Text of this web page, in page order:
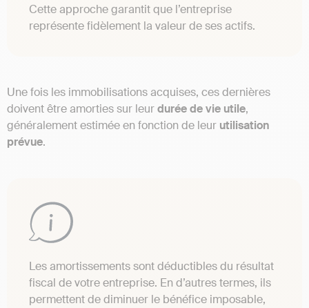
Cette approche garantit que l’entreprise
représente fidèlement la valeur de ses actifs.
Une fois les immobilisations acquises, ces dernières
doivent être amorties sur leurdurée de vie utile,
généralement estimée en fonction de leur utilisation
prévue.
Les amortissements sont déductibles du résultat
fiscal de votre entreprise. En d’autres termes, ils
permettent de diminuer le bénéfice imposable,